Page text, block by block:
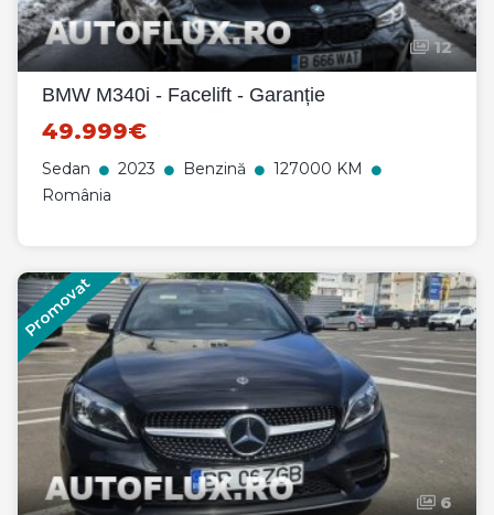
12
BMW M340i - Facelift - Garanție
49.999€
Sedan 2023 Benzină
127000 KM
România
Promovat
6